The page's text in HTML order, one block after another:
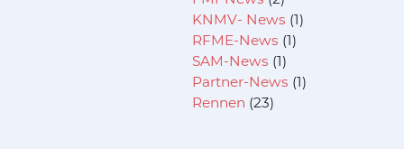
KNMV- News (1)
RFME-News (1)
SAM-News (1)
Partner-News (1)
Rennen (23)